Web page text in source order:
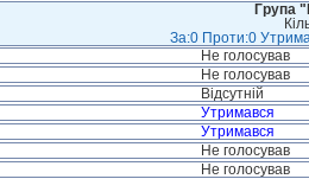
Група
За:0 Проти:0
Не голосував
Не голосував
Відсутній
Утримався
Утримався
Не голосував
Не голосував